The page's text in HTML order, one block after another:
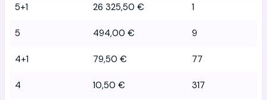
5+1 26 325,50 € 1
5 494,00 € 9
4+1 79,50 € 77
4 10,50 € 317